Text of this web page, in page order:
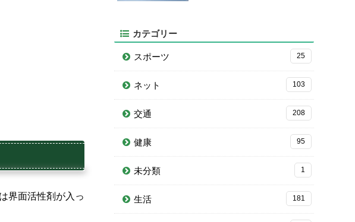
界面活性剤が入っ
カテゴリー
スポーツ 25
ネット 103
交通 208
健康 95
未分類 1
生活 181